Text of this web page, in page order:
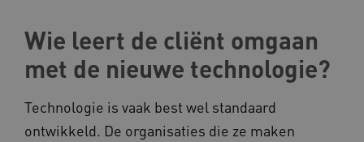
Wie leert de cliënt omgaan
met de nieuwe technologie?
Technologie is vaak best wel standaard
ontwikkeld. De organisaties die ze maken
__cf_bm
Cloudflare Inc.
Google Privacy Policy